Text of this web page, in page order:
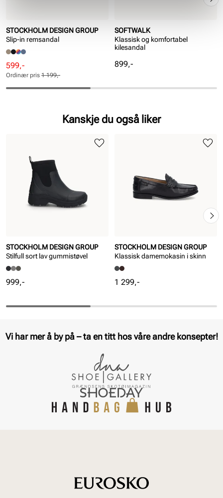
STOCKHOLM DESIGN GROUP
Slip-in remsandal
Rabattert
pris
Pris
599,-
Ordinær
pris
Pris
Ordinær pris 1 199,-
SOFTWALK
Klassisk og komfortabel
kilesandal
Pris
899,-
Kanskje du også liker
STOCKHOLM DESIGN GROUP
Stilfull sort lav gummistøvel
Pris
999,-
STOCKHOLM DESIGN GROUP
Klassisk damemokasin i skinn
Pris
1 299,-
Vi har mer å by på – ta en titt hos våre andre konsepter!